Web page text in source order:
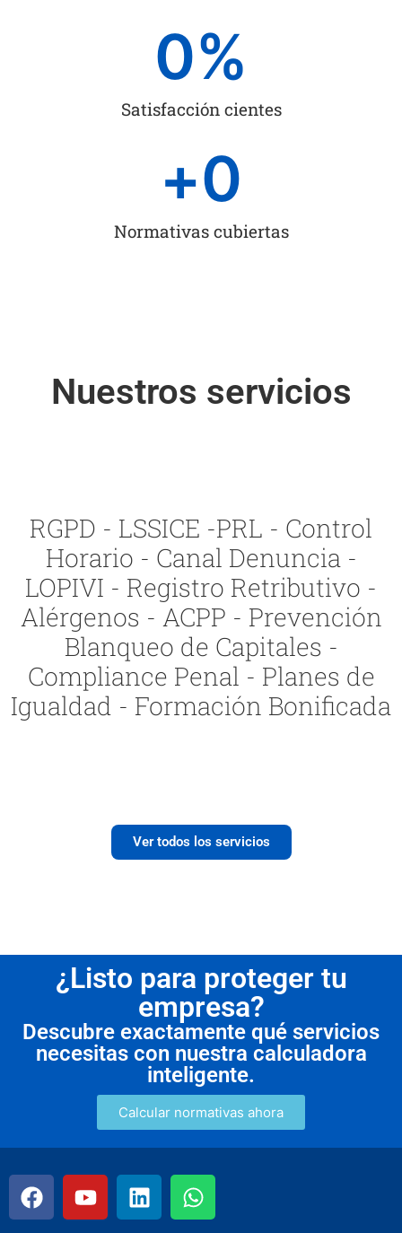
Satisfacción cientes
0%
Normativas cubiertas
+0
Nuestros servicios
RGPD - LSSICE -PRL - Control
Horario - Canal Denuncia -
LOPIVI - Registro Retributivo -
Alérgenos - ACPP - Prevención
Blanqueo de Capitales -
Compliance Penal - Planes de
Igualdad - Formación Bonificada
Ver todos los servicios
¿Listo para proteger tu
empresa?
Descubre exactamente qué servicios
necesitas con nuestra calculadora
inteligente.
Calcular normativas ahora